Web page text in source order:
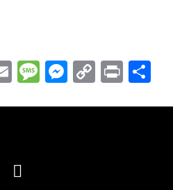
EmailMessage
Copy
Print